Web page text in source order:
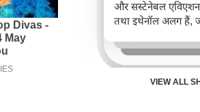
और सस्टेनेबल
तथा इथेनॉल अलग हैं,
पैदा करती हैं।
VIEW ALL